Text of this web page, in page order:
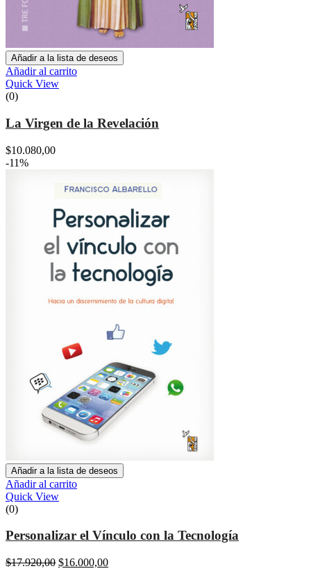
Añadir a la lista de deseos
Añadir al carrito
Quick View
(0)
La Virgen de la Revelación
$10.080,00
-11%
Añadir a la lista de deseos
Añadir al carrito
Quick View
(0)
Personalizar el Vínculo con la Tecnología
$17.920,00 El
$16.000,00El